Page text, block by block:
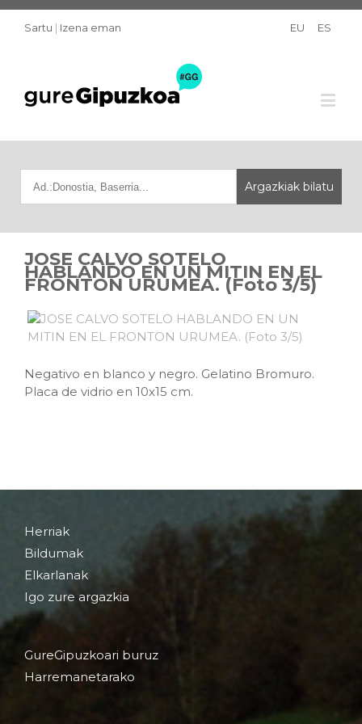
Sartu | Izena eman EU ES
JOSE CALVO SOTELO
HABLANDO EN UN MITIN EN EL
FRONTON URUMEA. (Foto 3/5)
Negativo en blanco y negro. Gelatino Bromuro.
Placa de vidrio en 10x15 cm.
Herriak
Bildumak
Elkarlanak
Igo zure argazkia
GureGipuzkoari buruz
Harremanetarako